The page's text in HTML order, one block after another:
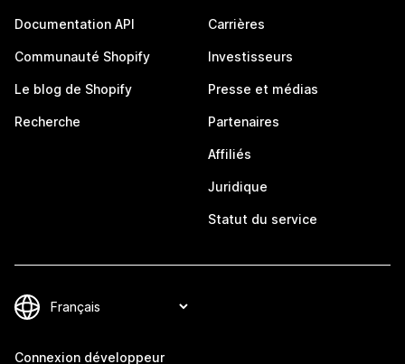
Documentation API
Communauté Shopify
Le blog de Shopify
Recherche
Carrières
Investisseurs
Presse et médias
Partenaires
Affiliés
Juridique
Statut du service
Connexion développeur